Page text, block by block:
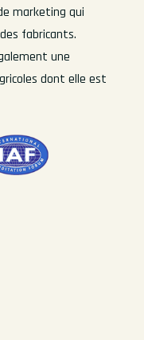
marketing qui
fabricants.
une
dont elle est